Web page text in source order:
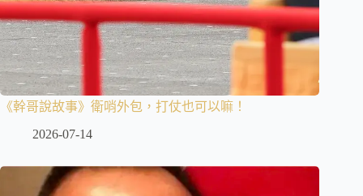
《幹哥說故事》衛哨外包，打仗也可以嘛！
2026-07-14